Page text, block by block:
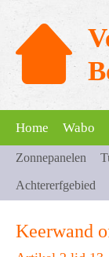
Home Wabo
Zonnepanelen
Achtererfgebied
Keerwand